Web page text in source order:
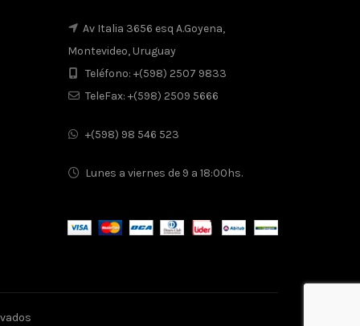
Av Italia 3656 esq A.Goyena,
Montevideo, Uruguay
Teléfono: +(598) 2507 9833
TeleFax: +(598) 2509 5666
+(598) 98 546 523
Lunes a viernes de 9 a 18:00hs.